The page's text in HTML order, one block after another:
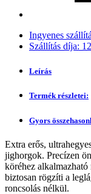
Ingyenes
Szállítás díja:
Leírás
Termék részletei:
Gyors
Extra erős,
jighorgok. Precízen
köréhez
biztosan rögzíti a
roncsolás nélkül.